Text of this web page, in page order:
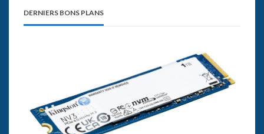
DERNIERS BONS PLANS